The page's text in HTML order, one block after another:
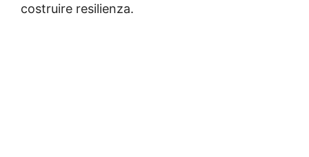
costruire resilienza.